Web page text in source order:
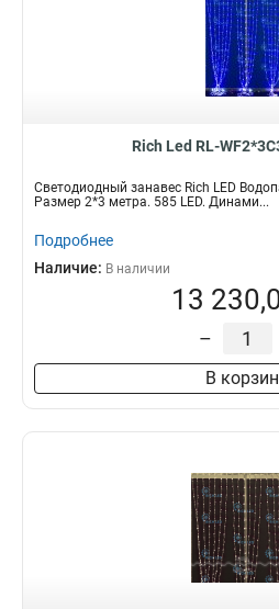
Rich Led RL-
Светодиодный занавес Rich LED
Размер 2*3 метра. 585 LED. Динами...
Подробнее
Наличие: В наличии
13
–
В